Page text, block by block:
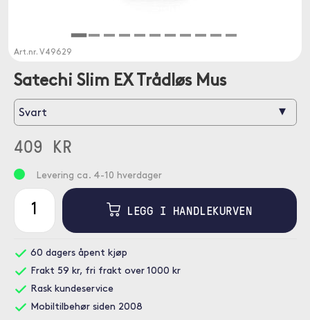
Art.nr. V49629
Satechi Slim EX Trådløs Mus
Svart ▾
409 KR
Levering ca. 4-10 hverdager
LEGG I HANDLEKURVEN
60 dagers åpent kjøp
Frakt 59 kr, fri frakt over 1000 kr
Rask kundeservice
Mobiltilbehør siden 2008